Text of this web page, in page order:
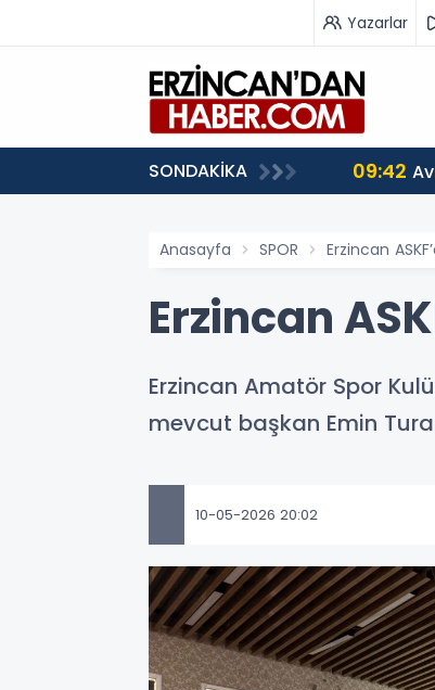
Yazarlar
SONDAKİKA 09:42
Anasayfa SPOR Erzincan
Erzincan
Erzincan Amatör Spor
mevcut başkan Emin
10-05-2026 20:02